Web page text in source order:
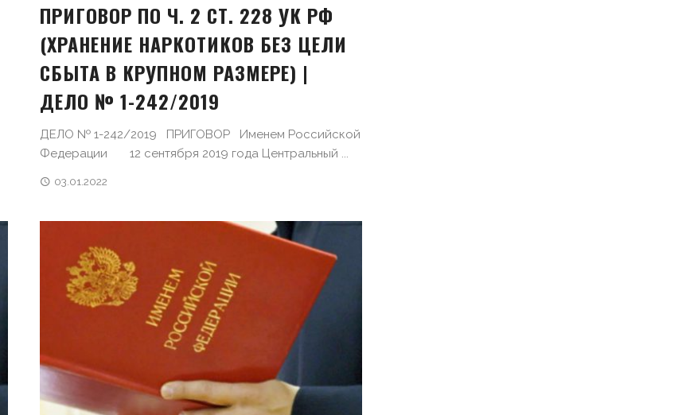
ПРИГОВОР ПО Ч. 2 СТ. 228 УК РФ
(ХРАНЕНИЕ НАРКОТИКОВ БЕЗ ЦЕЛИ
СБЫТА В КРУПНОМ РАЗМЕРЕ) |
ДЕЛО № 1-242/2019
ДЕЛО № 1-242/2019 ПРИГОВОР Именем Российской
Федерации 12 сентября 2019 года Центральный ...
03.01.2022